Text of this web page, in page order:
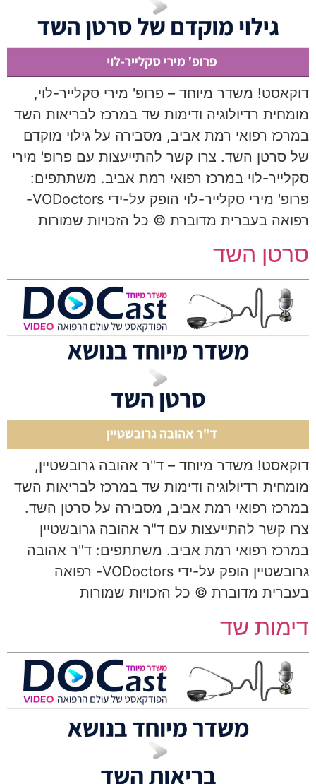
דוקאסט! משדר מיוחד – פרופ' מירי סקלייר-לוי,
מומחית רדיולוגיה ודימות שד במרכז לבריאות השד
במרכז רפואי רמת אביב, מסבירה על גילוי מוקדם
של סרטן השד. צרו קשר להתייעצות עם פרופ' מירי
סקלייר-לוי במרכז רפואי רמת אביב. משתתפים:
פרופ' מירי סקלייר-לוי הופק על-ידי VODoctors-
רפואה בעברית מדוברת © כל הזכויות שמורות
סרטן השד
דוקאסט! משדר מיוחד – ד"ר אהובה גרובשטיין,
מומחית רדיולוגיה ודימות שד במרכז לבריאות השד
במרכז רפואי רמת אביב, מסבירה על סרטן השד.
צרו קשר להתייעצות עם ד"ר אהובה גרובשטיין
במרכז רפואי רמת אביב. משתתפים: ד"ר אהובה
גרובשטיין הופק על-ידי VODoctors- רפואה
בעברית מדוברת © כל הזכויות שמורות
דימות שד